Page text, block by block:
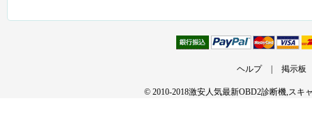
ヘルプ 掲示板
© 2010-2018激安人気最新OBD2診断機,スキ